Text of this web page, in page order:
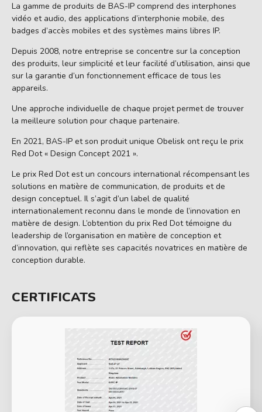
La gamme de produits de BAS-IP comprend des interphones
vidéo et audio, des applications d’interphonie mobile, des
badges d’accès mobiles et des systèmes mains libres IP.
Depuis 2008, notre entreprise se concentre sur la conception
des produits, leur simplicité et leur facilité d’utilisation, ainsi que
sur la garantie d’un fonctionnement efficace de tous les
appareils.
Une approche individuelle de chaque projet permet de trouver
la meilleure solution pour chaque partenaire.
En 2021, BAS-IP et son produit unique Obelisk ont reçu le prix
Red Dot « Design Concept 2021 ».
Le prix Red Dot est un concours international récompensant les
solutions en matière de communication, de produits et de
design conceptuel. Il s’agit d’un label de qualité
internationalement reconnu dans le monde de l’innovation en
matière de design. L’obtention du prix Red Dot témoigne du
leadership de l’organisation en matière de conception et
d’innovation, qui reflète ses capacités novatrices en matière de
conception durable.
CERTIFICATS